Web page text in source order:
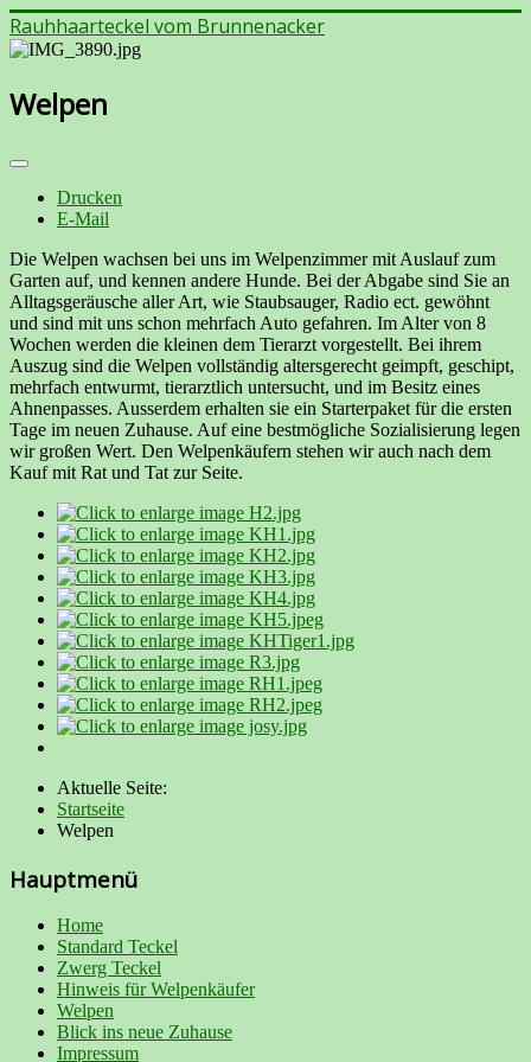
Rauhhaarteckel vom Brunnenacker
Welpen
Drucken
E-Mail
Die Welpen wachsen bei uns im Welpenzimmer mit Auslauf zum
Garten auf, und kennen andere Hunde. Bei der Abgabe sind Sie an
Alltagsgeräusche aller Art, wie Staubsauger, Radio ect. gewöhnt
und sind mit uns schon mehrfach Auto gefahren. Im Alter von 8
Wochen werden die kleinen dem Tierarzt vorgestellt. Bei ihrem
Auszug sind die Welpen vollständig altersgerecht geimpft, geschipt,
mehrfach entwurmt, tierarztlich untersucht, und im Besitz eines
Ahnenpasses. Ausserdem erhalten sie ein Starterpaket für die ersten
Tage im neuen Zuhause. Auf eine bestmögliche Sozialisierung legen
wir großen Wert. Den Welpenkäufern stehen wir auch nach dem
Kauf mit Rat und Tat zur Seite.
Aktuelle Seite:
Startseite
Welpen
Hauptmenü
Home
Standard Teckel
Zwerg Teckel
Hinweis für Welpenkäufer
Welpen
Blick ins neue Zuhause
Impressum